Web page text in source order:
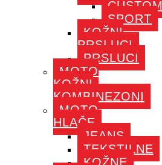
CUSTOM
SPORT
KOŽNI
PRSLUCI
PRSLUCI
MOTO
KOŽNI
KOMBINEZONI
MOTO
HLAČE
JEANS
TEKSTILNE
KOŽNE